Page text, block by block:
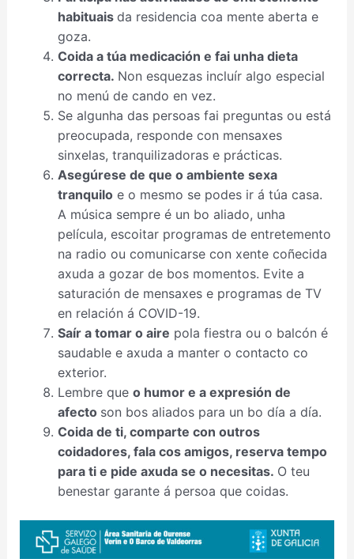
habituais da residencia coa mente aberta e
goza.
Coida a túa medicación e fai unha dieta
correcta. Non esquezas incluír algo especial
no menú de cando en vez.
Se algunha das persoas fai preguntas ou está
preocupada, responde con mensaxes
sinxelas, tranquilizadoras e prácticas.
Asegúrese de que o ambiente sexa
tranquiloe o mesmo se podes ir á túa casa.
A música sempre é un bo aliado, unha
película, escoitar programas de entretemento
na radio ou comunicarse con xente coñecida
axuda a gozar de bos momentos. Evite a
saturación de mensaxes e programas de TV
en relación á COVID-19.
Saír a tomar o aire pola fiestra ou o balcón é
saudable e axuda a manter o contacto co
exterior.
Lembre que o humor e a expresión de
afecto son bos aliados para un bo día a día.
Coida de ti, comparte con outros
coidadores, fala cos amigos, reserva tempo
para ti e pide axuda se o necesitas. O teu
benestar garante á persoa que coidas.